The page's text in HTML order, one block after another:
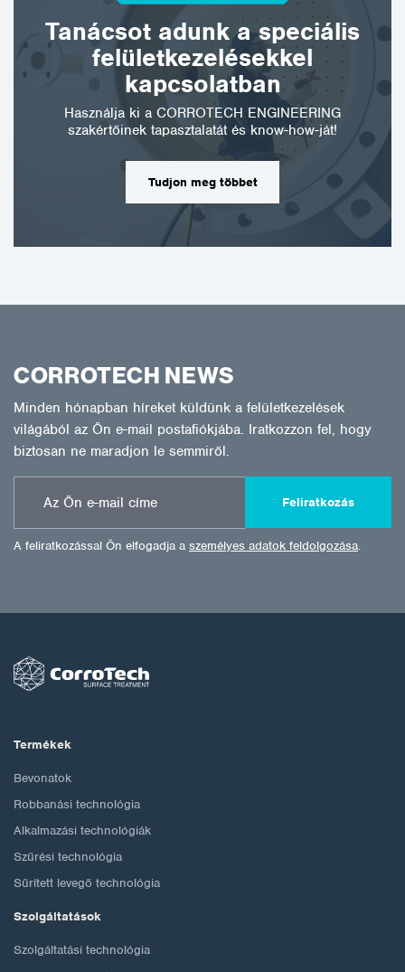
Tanácsot adunk a speciális
felületkezelésekkel
kapcsolatban
Használja ki a CORROTECH ENGINEERING
szakértőinek tapasztalatát és know-how-ját!
Tudjon meg többet
CORROTECH NEWS
Minden hónapban híreket küldünk a felületkezelések
világából az Ön e-mail postafiókjába. Iratkozzon fel, hogy
biztosan ne maradjon le semmiről.
Feliratkozás
A feliratkozással Ön elfogadja a személyes adatok feldolgozása.
Termékek
Bevonatok
Robbanási technológia
Alkalmazási technológiák
Szűrési technológia
Sűrített levegő technológia
Szolgáltatások
Szolgáltatási technológia